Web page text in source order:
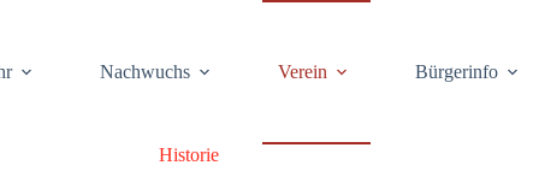
Nach­wuchs Ver­ein Bür­ger­info
His­to­rie